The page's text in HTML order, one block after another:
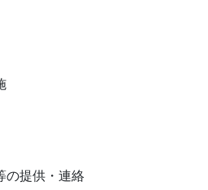
の提供・連絡